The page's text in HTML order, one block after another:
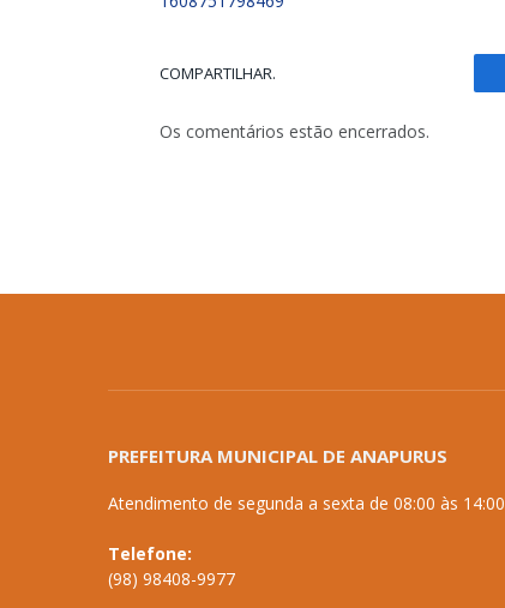
COMPARTILHAR.
Os comentários estão encerrados.
PREFEITURA MUNICIPAL DE ANAPURUS
Atendimento de segunda a sexta de 08:00 às 14:00
Telefone:
(98) 98408-9977